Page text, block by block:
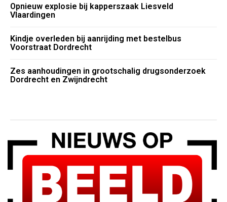
Opnieuw explosie bij kapperszaak Liesveld
Vlaardingen
Kindje overleden bij aanrijding met bestelbus
Voorstraat Dordrecht
Zes aanhoudingen in grootschalig drugsonderzoek
Dordrecht en Zwijndrecht